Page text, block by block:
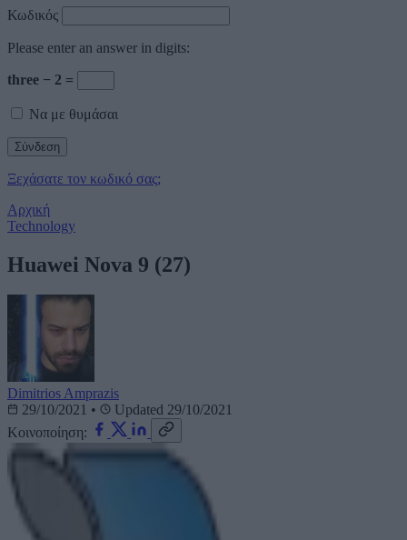
Κωδικός
Please enter an answer in digits:
three − 2 =
Να με θυμάσαι
Ξεχάσατε τον κωδικό σας;
Αρχική
Technology
Huawei Nova 9 (27)
Dimitrios Amprazis
29/10/2021 •
Updated 29/10/2021
Κοινοποίηση: